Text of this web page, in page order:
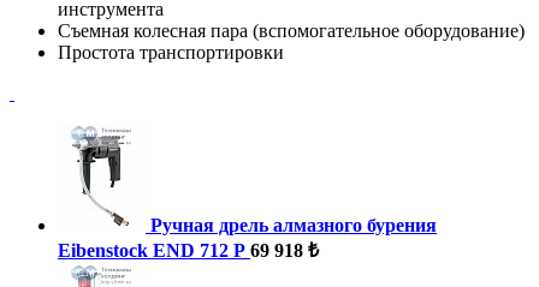
инструмента
Съемная колесная пара (вспомогательное оборудование)
Простота транспортировки
Ручная дрель алмазного бурения
Eibenstock END 712 P 69 918 ₺